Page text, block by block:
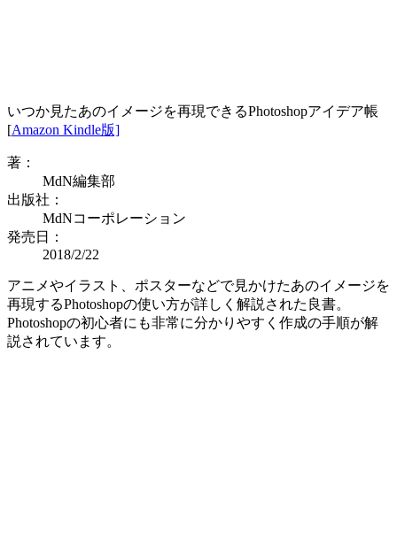
いつか見たあのイメージを再現できるPhotoshopアイデア帳
[Amazon Kindle版]
著：
MdN編集部
出版社：
MdNコーポレーション
発売日：
2018/2/22
アニメやイラスト、ポスターなどで見かけたあのイメージを
再現するPhotoshopの使い方が詳しく解説された良書。
Photoshopの初心者にも非常に分かりやすく作成の手順が解
説されています。